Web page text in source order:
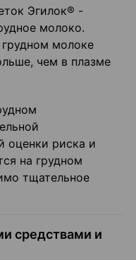
Эгилок® -
молоко.
молоке
чем в плазме
оценки риска и
на грудном
тщательное
средствами и